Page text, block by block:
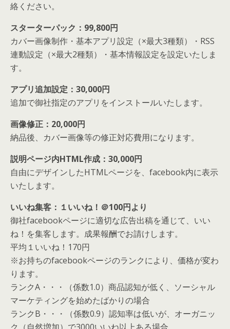
絡ください。
スターターパック：99,800円
カバー画像制作・基本アプリ設定（×最大3種類）・RSS
連動設定（×最大2種類）・基本情報設定を設定いたしま
す。
アプリ追加設定：30,000円
追加で御社指定のアプリをインストールいたします。
画像修正：20,000円
納品後、カバー画像等の修正対応費用になります。
説明ページ内HTML作成：30,000円
自由にデザインしたHTMLページを、facebook内に表示
いたします。
いいね集客：１いいね！＠100円より
御社facebookページに適切な広告出稿を通じて、いい
ね！を集客します。成果報酬でお請けします。
平均１いいね！170円
※お持ちのfacebookページのランクにより、価格が変わ
ります。
ランクA・・・（係数1.0）商品認知が低く、ソーシャル
マーケティングを始めたばかりの場合
ランクB・・・（係数0.9）認知率は低いが、オーガニッ